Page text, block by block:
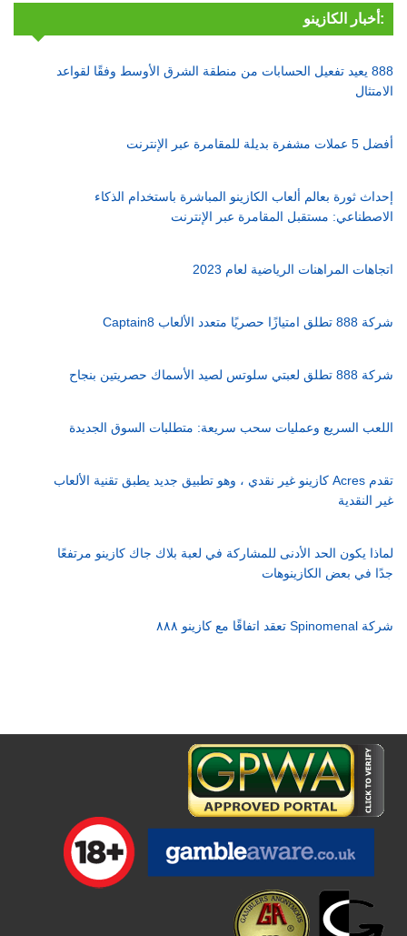
أخبار الكازينو:
888 يعيد تفعيل الحسابات من منطقة الشرق الأوسط وفقًا لقواعد
الامتثال
أفضل 5 عملات مشفرة بديلة للمقامرة عبر الإنترنت
إحداث ثورة بعالم ألعاب الكازينو المباشرة باستخدام الذكاء
الاصطناعي: مستقبل المقامرة عبر الإنترنت
اتجاهات المراهنات الرياضية لعام 2023
شركة 888 تطلق امتيازًا حصريًا متعدد الألعاب Captain8
شركة 888 تطلق لعبتي سلوتس لصيد الأسماك حصريتين بنجاح
اللعب السريع وعمليات سحب سريعة: متطلبات السوق الجديدة
تقدم Acres كازينو غير نقدي ، وهو تطبيق جديد يطبق تقنية الألعاب
غير النقدية
لماذا يكون الحد الأدنى للمشاركة في لعبة بلاك جاك كازينو مرتفعًا
جدًا في بعض الكازينوهات
شركة Spinomenal تعقد اتفاقًا مع كازينو ٨٨٨